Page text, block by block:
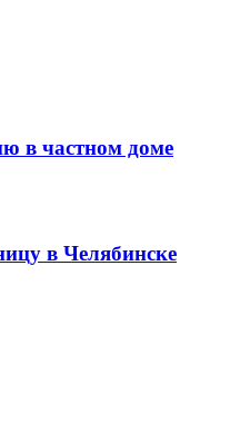
в частном доме
в Челябинске